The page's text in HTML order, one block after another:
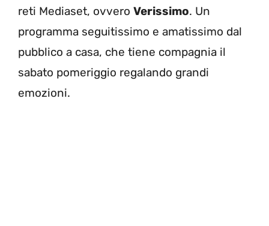
reti Mediaset, ovvero Verissimo. Un
programma seguitissimo e amatissimo dal
pubblico a casa, che tiene compagnia il
sabato pomeriggio regalando grandi
emozioni.